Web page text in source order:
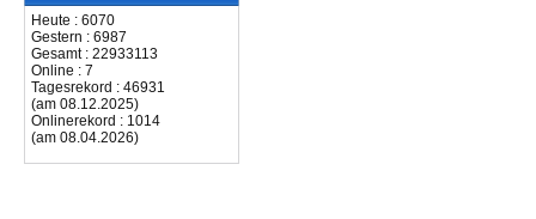
Heute : 6070
Gestern : 6987
Gesamt : 22933113
Online : 7
Tagesrekord : 46931
(am 08.12.2025)
Onlinerekord : 1014
(am 08.04.2026)